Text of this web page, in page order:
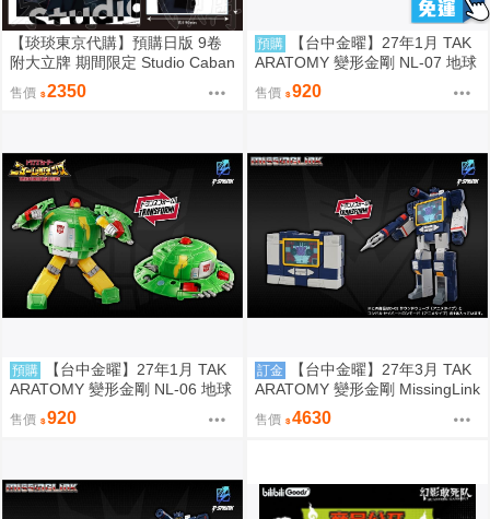
【琰琰東京代購】預購日版 9卷
附大立牌 期間限定 Studio Caban
a 思密錄音室 日下優助 牧友佳里
售價 2350
預購
【台中金曜】27年1月 TAK
ARATOMY 變形金剛 NL-07 地球
火種 音波 聲波 0828
售價 920
預購
【台中金曜】27年1月 TAK
ARATOMY 變形金剛 NL-06 地球
火種 宇宙飛碟 Cosmos 0828
售價 920
訂金
【台中金曜】27年3月 TAK
ARATOMY 變形金剛 MissingLink
D02 音波 聲波 動畫色 0828
售價 4630